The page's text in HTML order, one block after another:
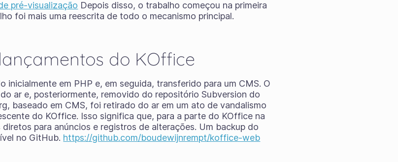
pré-visualização Depois disso, o trabalho começou na primeira
foi mais uma reescrita de todo o mecanismo principal.
do KOffice
inicialmente em PHP e, em seguida, transferido para um CMS. O
ar e, posteriormente, removido do repositório Subversion do
baseado em CMS, foi retirado do ar em um ato de vandalismo
do KOffice. Isso significa que, para a parte do KOffice na
para anúncios e registros de alterações. Um backup do
no GitHub. https://github.com/boudewijnrempt/koffice-web